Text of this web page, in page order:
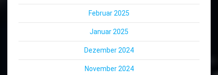
Februar 2025
Januar 2025
Dezember 2024
November 2024